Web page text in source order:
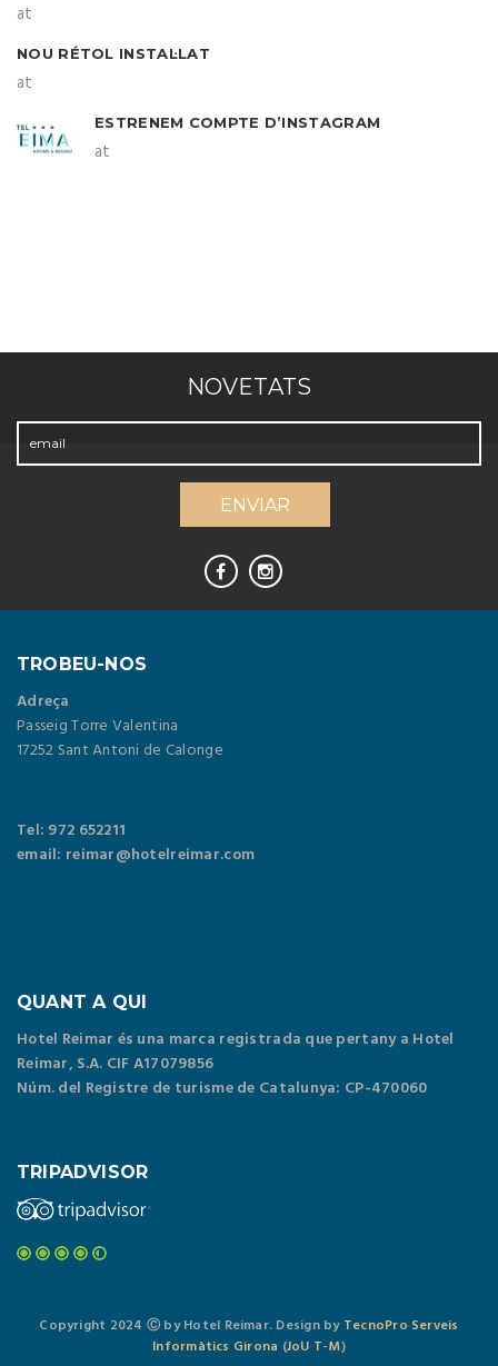
at
NOU RÉTOL INSTAL·LAT
at
ESTRENEM COMPTE D’INSTAGRAM
at
NOVETATS
TROBEU-NOS
Adreça
Passeig Torre Valentina
17252 Sant Antoni de Calonge
Tel: 972 652211
email: reimar@hotelreimar.com
QUANT A QUI
Hotel Reimar és una marca registrada que pertany a Hotel
Reimar, S.A. CIF A17079856
Núm. del Registre de turisme de Catalunya: CP-470060
TRIPADVISOR
Copyright 2024 Ⓒ by Hotel Reimar. Design by TecnoPro Serveis
Informàtics Girona (JoU T-M)